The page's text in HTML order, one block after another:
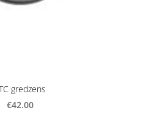
gredzens
€42.00